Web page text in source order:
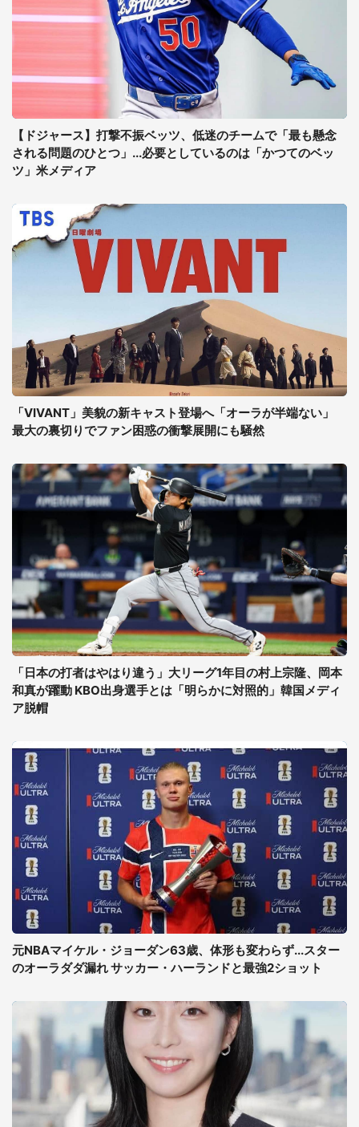
【ドジャース】打撃不振ベッツ、低迷のチームで「最も懸念
される問題のひとつ」...必要としているのは「かつてのベッ
ツ」米メディア
「VIVANT」美貌の新キャスト登場へ「オーラが半端ない」
最大の裏切りでファン困惑の衝撃展開にも騒然
「日本の打者はやはり違う」大リーグ1年目の村上宗隆、岡本
和真が躍動 KBO出身選手とは「明らかに対照的」韓国メディ
ア脱帽
元NBAマイケル・ジョーダン63歳、体形も変わらず...スター
のオーラダダ漏れ サッカー・ハーランドと最強2ショット